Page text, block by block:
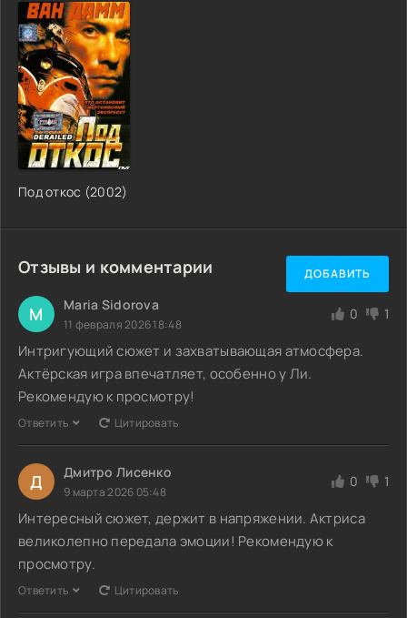
Под откос (2002)
Отзывы и комментарии ДОБАВИТЬ
M Maria Sidorova
11 февраля 2026 18:48
0 1
Интригующий сюжет и захватывающая атмосфера.
Актёрская игра впечатляет, особенно у Ли.
Рекомендую к просмотру!
Ответить Цитировать
Д Дмитро Лисенко
9 марта 2026 05:48
0 1
Интересный сюжет, держит в напряжении. Актриса
великолепно передала эмоции! Рекомендую к
просмотру.
Ответить Цитировать